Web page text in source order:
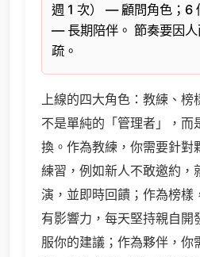
週 1 次） — 顧問角色；6
— 長期陪伴。 節奏要因人
疏。
上線的四大角色：教練、榜
不是單純的「管理者」，而
換。作為教練，你需要針對
練習，例如新人不敢邀約，
演，並即時回饋；作為榜樣
有影響力，每天堅持親自開
服你的建議；作為夥伴，你